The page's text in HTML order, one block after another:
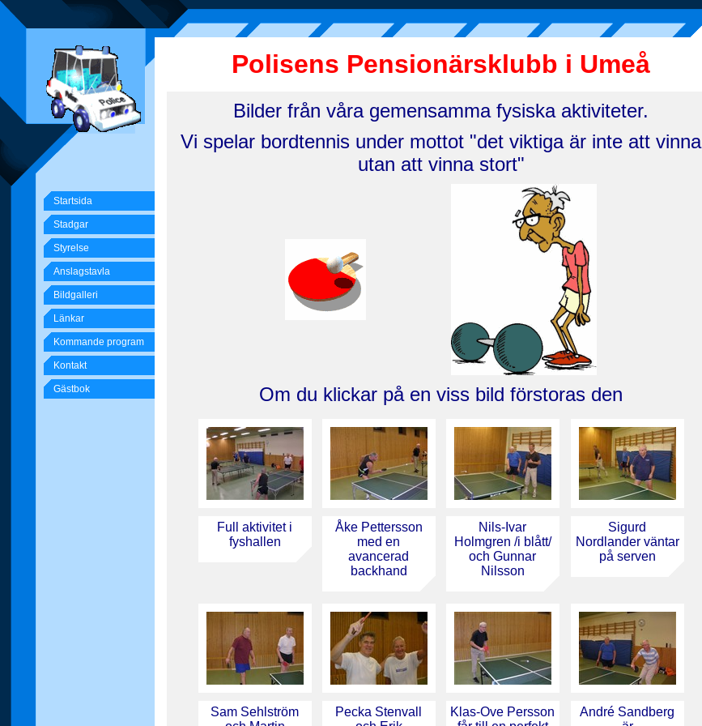
Startsida
Stadgar
Styrelse
Anslagstavla
Bildgalleri
Länkar
Kommande program
Kontakt
Gästbok
Polisens Pensionärsklubb i Umeå
Bilder från våra gemensamma fysiska aktiviteter.
Vi spelar bordtennis under mottot "det viktiga är inte att vinna
utan att vinna stort"
Om du klickar på en viss bild förstoras den
Full aktivitet i
fyshallen
Åke Pettersson
med en
avancerad
backhand
Nils-Ivar
Holmgren /i blått/
och Gunnar
Nilsson
Sigurd
Nordlander väntar
på serven
Sam Sehlström
Pecka Stenvall
Klas-Ove Persson
André Sandberg